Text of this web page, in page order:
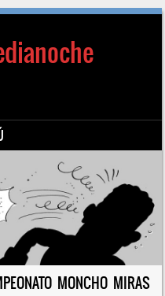
MONCHO MIRAS